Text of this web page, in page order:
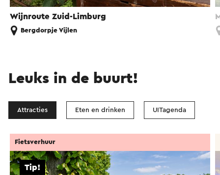
Wijnroute Zuid-Limburg
Bergdorpje Vijlen
Leuks in de buurt!
Attracties Eten en drinken UITagenda
Tip!
Fietsverhuur